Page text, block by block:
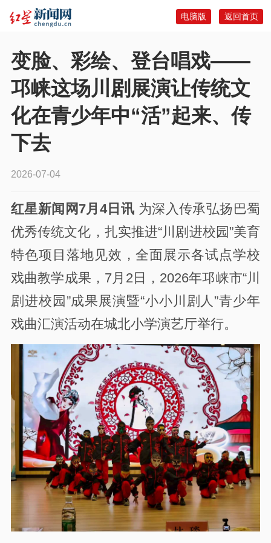
返回首页
电脑版
变脸、彩绘、登台唱戏——
邛崃这场川剧展演让传统文
化在青少年中“活”起来、传
下去
2026-07-04
红星新闻网7月4日讯 为深入传承弘扬巴蜀
优秀传统文化，扎实推进“川剧进校园”美育
特色项目落地见效，全面展示各试点学校
戏曲教学成果，7月2日，2026年邛崃市“川
剧进校园”成果展演暨“小小川剧人”青少年
戏曲汇演活动在城北小学演艺厅举行。